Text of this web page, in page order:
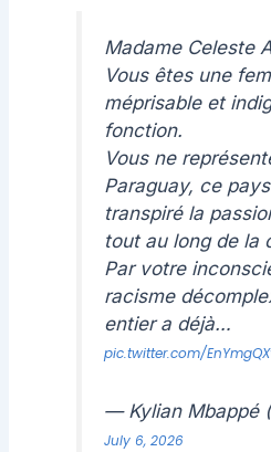
Madame Celeste
Vous êtes une
méprisable et
fonction.
Vous ne
Paraguay, ce
transpiré la
tout au long de la
Par votre
racisme
entier a déjà…
pic.twitter.com/
— Kylian Mbappé
July 6, 2026